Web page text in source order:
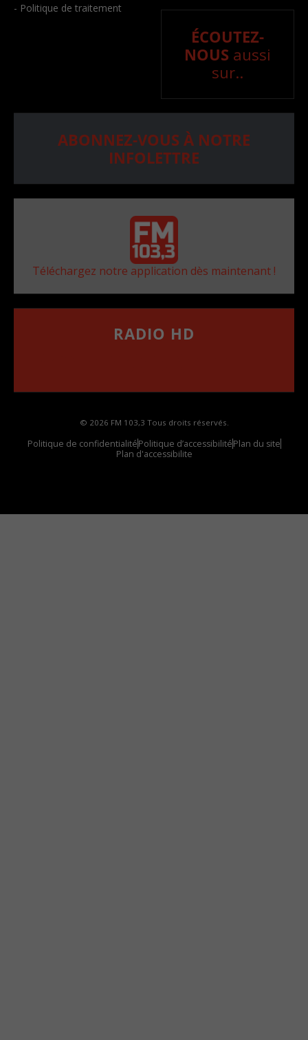
- Politique de traitement
ÉCOUTEZ-
NOUS aussi
sur..
ABONNEZ-VOUS À NOTRE
INFOLETTRE
Téléchargez notre application dès maintenant !
RADIO HD
© 2026 FM 103,3 Tous droits réservés.
Politique de confidentialitéPolitique d’accessibilitéPlan du site
Plan d'accessibilite